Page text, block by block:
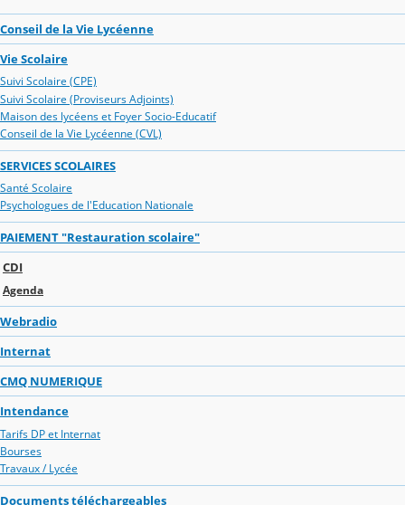
Conseil de la Vie Lycéenne
Vie Scolaire
Suivi Scolaire (CPE)
Suivi Scolaire (Proviseurs Adjoints)
Maison des lycéens et Foyer Socio-Educatif
Conseil de la Vie Lycéenne (CVL)
SERVICES SCOLAIRES
Santé Scolaire
Psychologues de l'Education Nationale
PAIEMENT "Restauration scolaire"
CDI
Agenda
Webradio
Internat
CMQ NUMERIQUE
Intendance
Tarifs DP et Internat
Bourses
Travaux / Lycée
Documents téléchargeables